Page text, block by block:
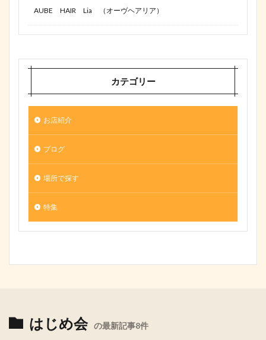
AUBE HAIR Lia （オーヴヘアリア）
カテゴリー
お店紹介
ブログ
場所で探す
特集
はじめ会 の最新記事8件